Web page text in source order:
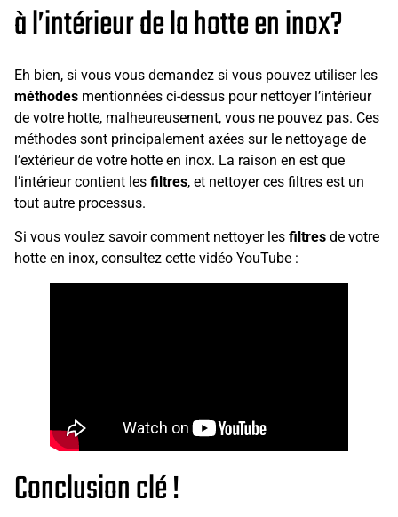
à l’intérieur de la hotte en inox?
Eh bien, si vous vous demandez si vous pouvez utiliser les
méthodes mentionnées ci-dessus pour nettoyer l’intérieur
de votre hotte, malheureusement, vous ne pouvez pas. Ces
méthodes sont principalement axées sur le nettoyage de
l’extérieur de votre hotte en inox. La raison en est que
l’intérieur contient les filtres, et nettoyer ces filtres est un
tout autre processus.
Si vous voulez savoir comment nettoyer les filtres de votre
hotte en inox, consultez cette vidéo YouTube :
Conclusion clé !